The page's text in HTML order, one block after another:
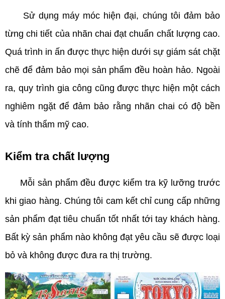
Sử dụng máy móc hiện đại, chúng tôi đảm bảo
từng chi tiết của nhãn chai đạt chuẩn chất lượng cao.
Quá trình in ấn được thực hiện dưới sự giám sát chặt
chẽ để đảm bảo mọi sản phẩm đều hoàn hảo. Ngoài
ra, quy trình gia công cũng được thực hiện một cách
nghiêm ngặt để đảm bảo rằng nhãn chai có độ bền
và tính thẩm mỹ cao.
Kiểm tra chất lượng
Mỗi sản phẩm đều được kiểm tra kỹ lưỡng trước
khi giao hàng. Chúng tôi cam kết chỉ cung cấp những
sản phẩm đạt tiêu chuẩn tốt nhất tới tay khách hàng.
Bất kỳ sản phẩm nào không đạt yêu cầu sẽ được loại
bỏ và không được đưa ra thị trường.